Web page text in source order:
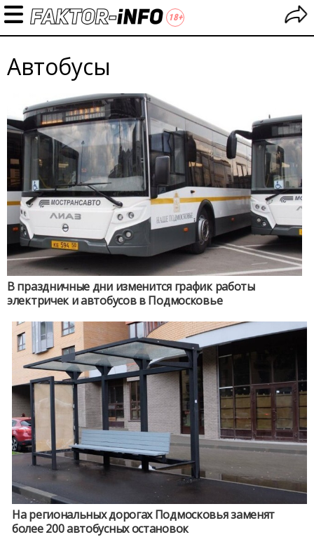
Автобусы
В праздничные дни изменится график работы
электричек и автобусов в Подмосковье
На региональных дорогах Подмосковья заменят
более 200 автобусных остановок